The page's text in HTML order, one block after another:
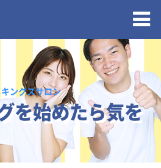
ングスサロン
を始めたら気を